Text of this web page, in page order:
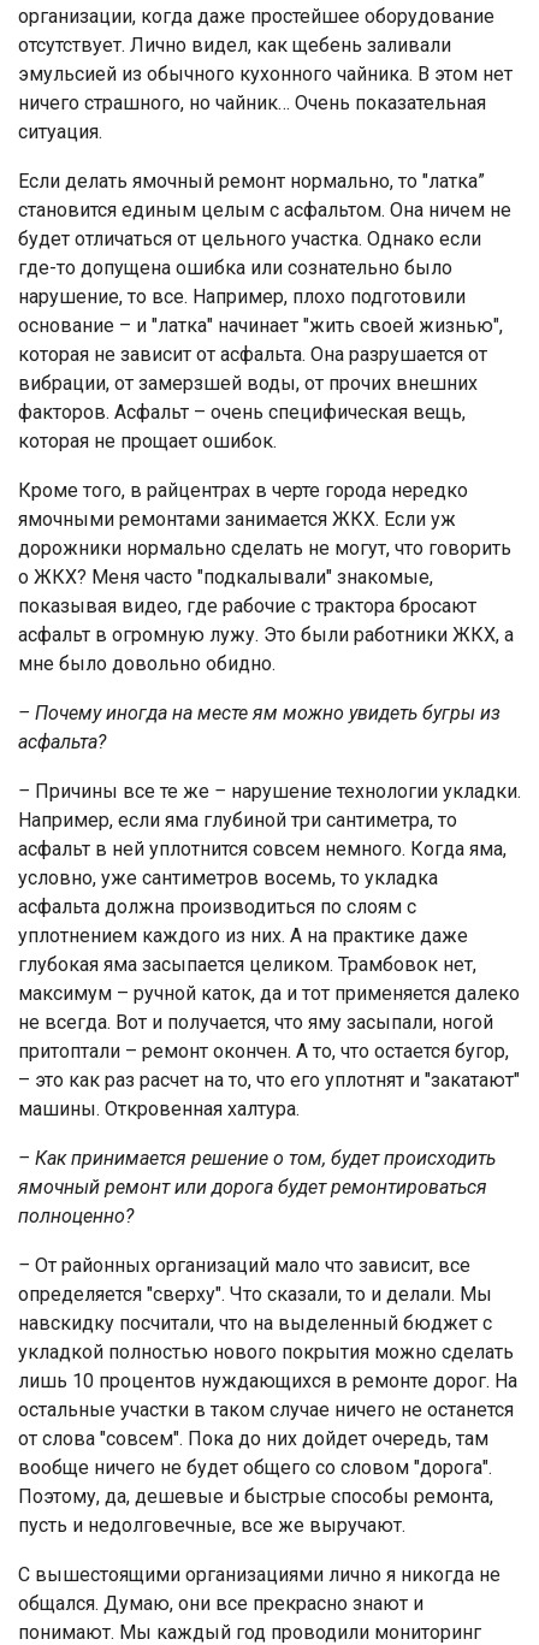
организации, когда даже простейшее оборудование
отсутствует. Лично видел, как щебень заливали
эмульсией из обычного кухонного чайника. В этом нет
ничего страшного, но чайник… Очень показательная
ситуация.
Если делать ямочный ремонт нормально, то "латка”
становится единым целым с асфальтом. Она ничем не
будет отличаться от цельного участка. Однако если
где-то допущена ошибка или сознательно было
нарушение, то все. Например, плохо подготовили
основание – и "латка" начинает "жить своей жизнью",
которая не зависит от асфальта. Она разрушается от
вибрации, от замерзшей воды, от прочих внешних
факторов. Асфальт – очень специфическая вещь,
которая не прощает ошибок.
Кроме того, в райцентрах в черте города нередко
ямочными ремонтами занимается ЖКХ. Если уж
дорожники нормально сделать не могут, что говорить
о ЖКХ? Меня часто "подкалывали" знакомые,
показывая видео, где рабочие с трактора бросают
асфальт в огромную лужу. Это были работники ЖКХ, а
мне было довольно обидно.
– Почему иногда на месте ям можно увидеть бугры из
асфальта?
– Причины все те же – нарушение технологии укладки.
Например, если яма глубиной три сантиметра, то
асфальт в ней уплотнится совсем немного. Когда яма,
условно, уже сантиметров восемь, то укладка
асфальта должна производиться по слоям с
уплотнением каждого из них. А на практике даже
глубокая яма засыпается целиком. Трамбовок нет,
максимум – ручной каток, да и тот применяется далеко
не всегда. Вот и получается, что яму засыпали, ногой
притоптали – ремонт окончен. А то, что остается бугор,
– это как раз расчет на то, что его уплотнят и "закатают"
машины. Откровенная халтура.
– Как принимается решение о том, будет происходить
ямочный ремонт или дорога будет ремонтироваться
полноценно?
– От районных организаций мало что зависит, все
определяется "сверху". Что сказали, то и делали. Мы
навскидку посчитали, что на выделенный бюджет с
укладкой полностью нового покрытия можно сделать
лишь 10 процентов нуждающихся в ремонте дорог. На
остальные участки в таком случае ничего не останется
от слова "совсем". Пока до них дойдет очередь, там
вообще ничего не будет общего со словом "дорога".
Поэтому, да, дешевые и быстрые способы ремонта,
пусть и недолговечные, все же выручают.
С вышестоящими организациями лично я никогда не
общался. Думаю, они все прекрасно знают и
понимают. Мы каждый год проводили мониторинг